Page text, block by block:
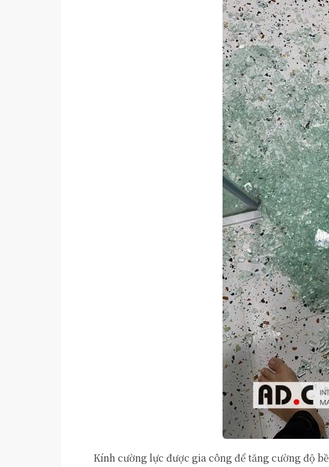
Kính cường lực được gia công để tăng cường độ